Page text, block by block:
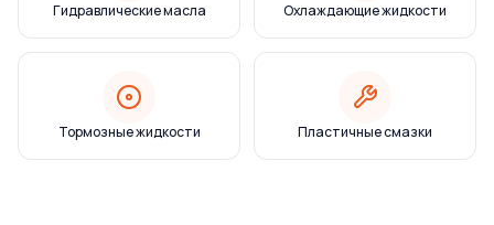
Гидравлические масла Охлаждающие жидкости
Тормозные жидкости Пластичные смазки